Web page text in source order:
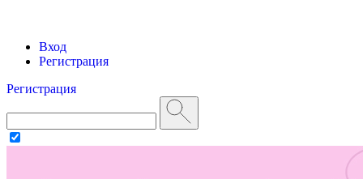
Вход
Регистрация
Регистрация